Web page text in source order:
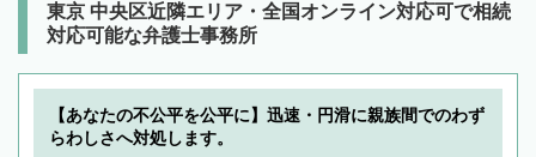
東京 中央区近隣エリア・全国オンライン対応可で相続
対応可能な弁護士事務所
【あなたの不公平を公平に】迅速・円滑に親族間でのわず
らわしさへ対処します。